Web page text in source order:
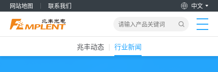
网站地图 联系我们 中文
兆丰动态 行业新闻